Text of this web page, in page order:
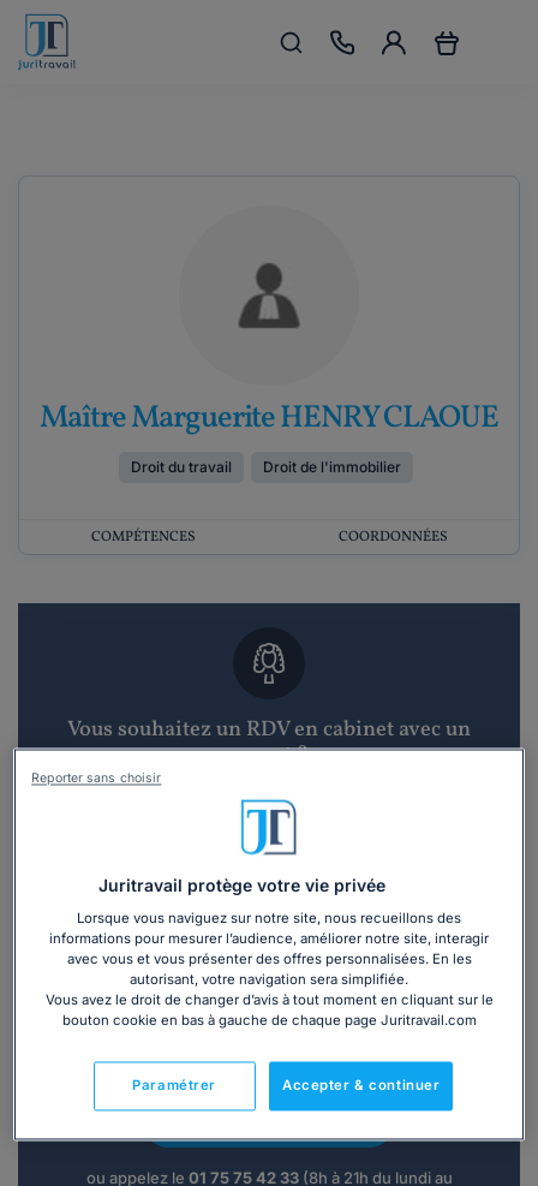
Maître Marguerite HENRY CLAOUE
Droit du travail Droit de l'immobilier
COMPÉTENCES COORDONNÉES
Vous souhaitez un RDV en cabinet avec un
avocat ?
Recevoir des devis d'avocats
Vous souhaitez une consultation par
téléphone ?
Consulter immédiatement
ou appelez le 01 75 75 42 33(8h à 21h du lundi au
Juritravail protège votre vie privée
Lorsque vous naviguez sur notre site, nous recueillons des
informations pour mesurer l’audience, améliorer notre site, interagir
avec vous et vous présenter des offres personnalisées. En les
autorisant, votre navigation sera simplifiée.
Vous avez le droit de changer d’avis à tout moment en cliquant sur le
bouton cookie en bas à gauche de chaque page Juritravail.com
Accepter & continuer
Paramétrer
Reporter sans choisir